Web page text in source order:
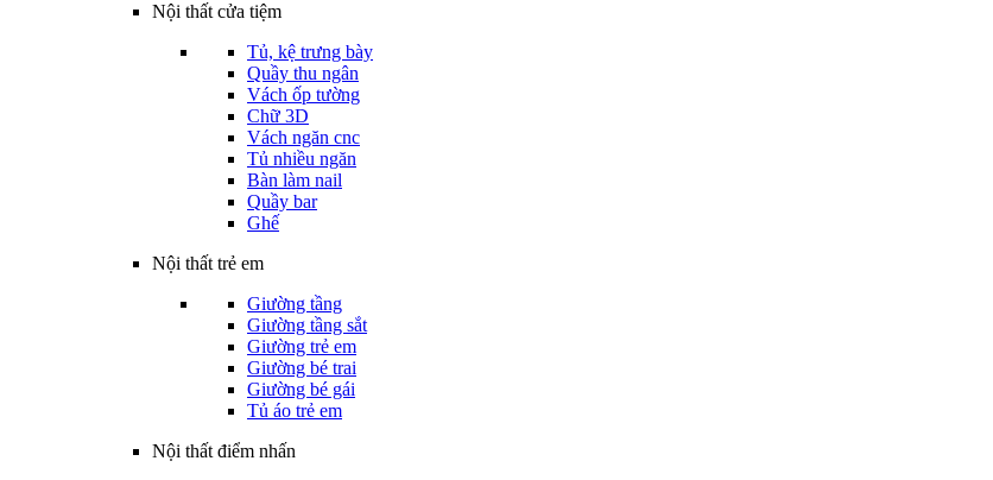
Nội thất cửa tiệm
Tủ, kệ trưng bày
Quầy thu ngân
Vách ốp tường
Chữ 3D
Vách ngăn cnc
Tủ nhiều ngăn
Bàn làm nail
Quầy bar
Ghế
Nội thất trẻ em
Giường tầng
Giường tầng sắt
Giường trẻ em
Giường bé trai
Giường bé gái
Tủ áo trẻ em
Nội thất điểm nhấn